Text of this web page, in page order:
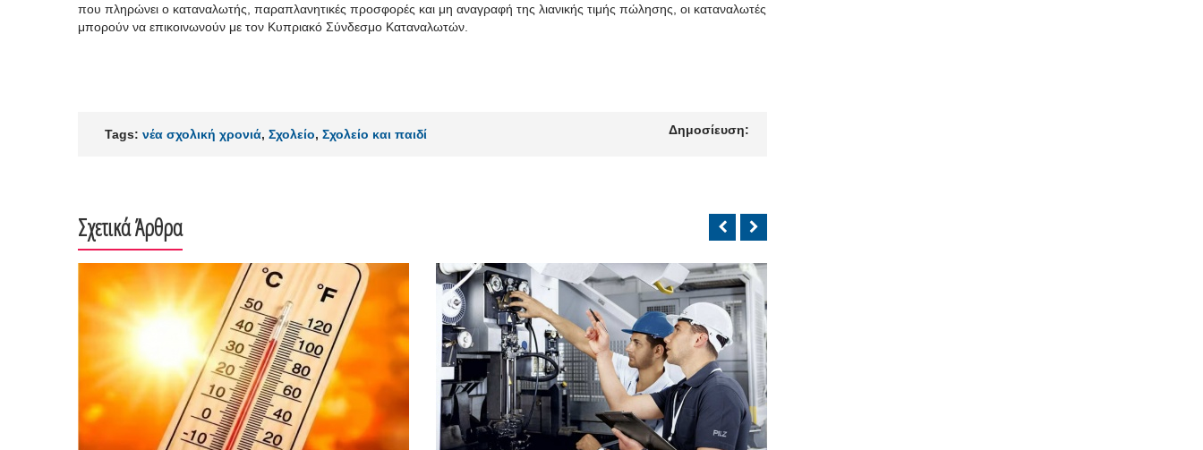
που πληρώνει ο καταναλωτής, παραπλανητικές προσφορές και μη αναγραφή της λιανικής τιμής πώλησης, οι καταναλωτές
μπορούν να επικοινωνούν με τον Κυπριακό Σύνδεσμο Καταναλωτών.
Tags: νέα σχολική χρονιά, Σχολείο, Σχολείο και παιδί Δημοσίευση:
Σχετικά Άρθρα